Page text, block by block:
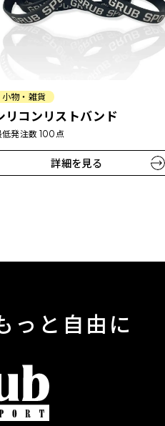
小物・雑貨
リコンリストバンド
低発注数 100点
詳細を見る
っと自由に